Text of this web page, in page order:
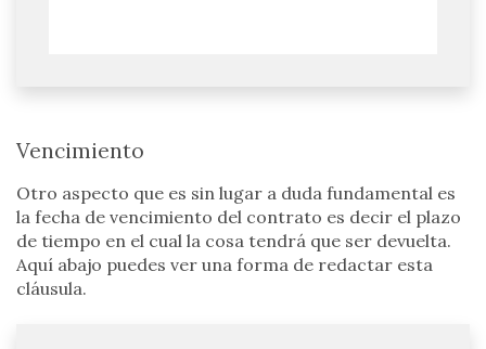
Vencimiento
Otro aspecto que es sin lugar a duda fundamental es
la fecha de vencimiento del contrato es decir el plazo
de tiempo en el cual la cosa tendrá que ser devuelta.
Aquí abajo puedes ver una forma de redactar esta
cláusula.